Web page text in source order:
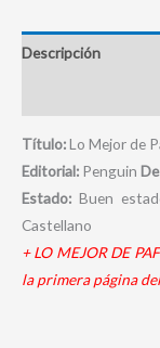
Descripción
Título:Lo Mejor de
Editorial: Penguin
Estado: Buen
Castellano
+ LO MEJOR DE
la primera página